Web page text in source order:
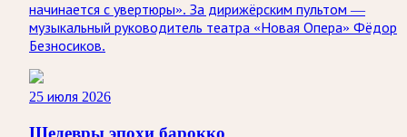
начинается с увертюры». За дирижёрским пультом —
музыкальный руководитель театра «Новая Опера» Фёдор
Безносиков.
25 июля 2026